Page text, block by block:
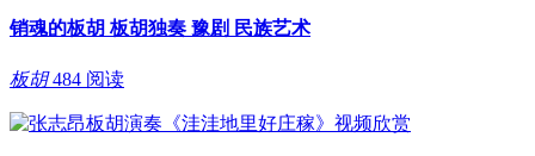
销魂的板胡 板胡独奏 豫剧 民族艺术
板胡 484 阅读